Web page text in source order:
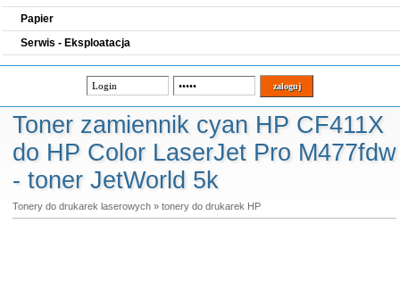
Papier
Serwis - Eksploatacja
Toner zamiennik cyan HP CF411X
do HP Color LaserJet Pro M477fdw
- toner JetWorld 5k
Tonery do drukarek laserowych» tonery do drukarek HP